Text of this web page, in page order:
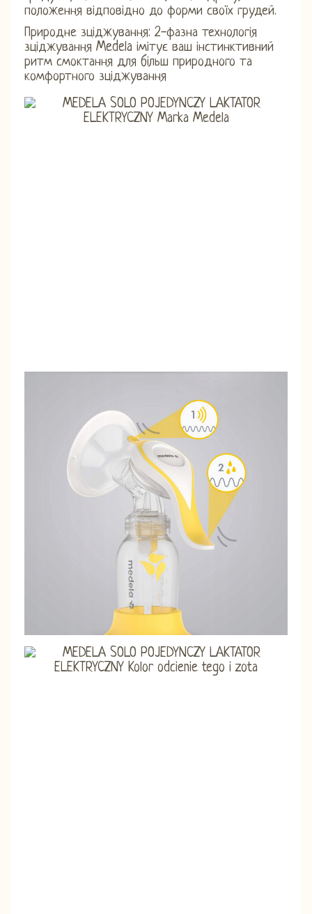
положення відповідно до форми своїх грудей.
Природне зціджування: 2-фазна технологія
зціджування Medela імітує ваш інстинктивний
ритм смоктання для більш природного та
комфортного зціджування